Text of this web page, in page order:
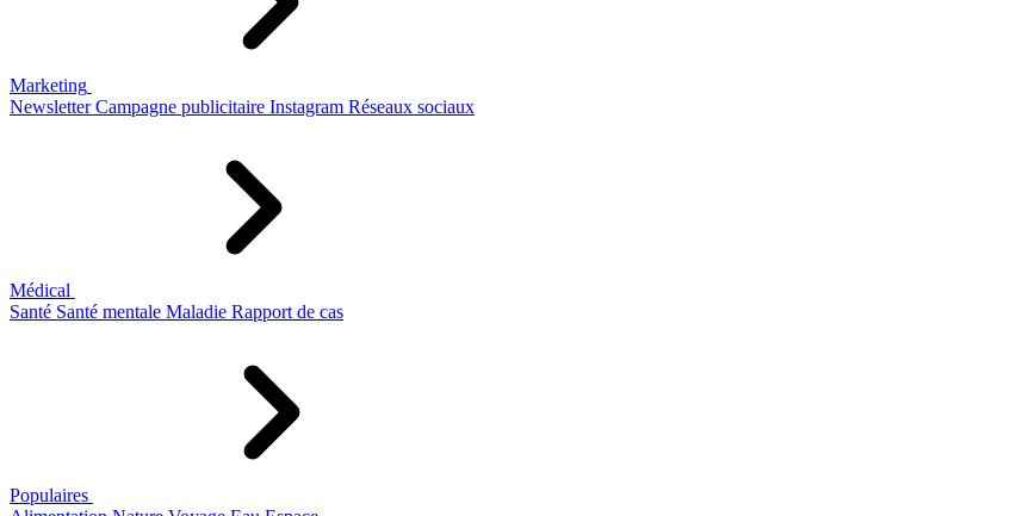
Marketing
Newsletter Campagne publicitaire Instagram Réseaux sociaux
Médical
Santé Santé mentale Maladie Rapport de cas
Populaires